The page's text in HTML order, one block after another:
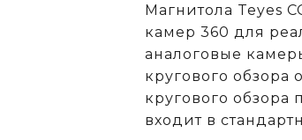
Магнитола Teyes
камер 360 для
аналоговые
кругового обзора
кругового обзора
входит в